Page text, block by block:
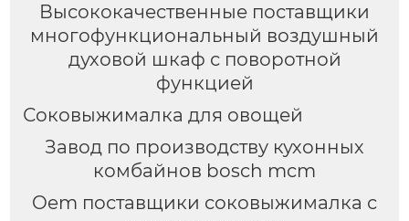
Высококачественные поставщики
многофункциональный воздушный
духовой шкаф с поворотной
функцией
Соковыжималка для овощей
Завод по производству кухонных
комбайнов bosch mcm
Oem поставщики соковыжималка с